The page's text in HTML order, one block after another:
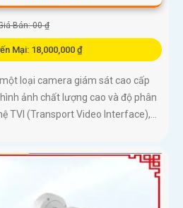
Bán: 00 ₫
Mại: 18,000,000 ₫
loại camera giám sát cao cấp
ảnh chất lượng cao và độ phân
TVI (Transport Video Interface),...